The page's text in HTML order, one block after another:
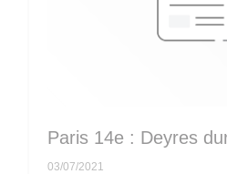
Paris 14e : Deyres
03/07/2021